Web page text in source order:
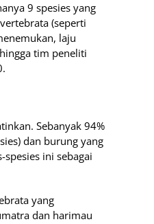
9 spesies yang
(seperti
laju
tim peneliti
Sebanyak 94%
dan burung yang
ini sebagai
yang
dan harimau